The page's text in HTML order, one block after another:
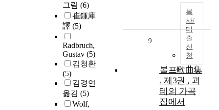
그림 (6)
崔鍾庫
譯 (5)
Radbruch,
Gustav (5)
김청환
(5)
김경연
옮김 (5)
Wolf,
복
사/
대
출
신
청
9
볼프歌曲集
. 제3권 , 괴
테의 가곡
집에서